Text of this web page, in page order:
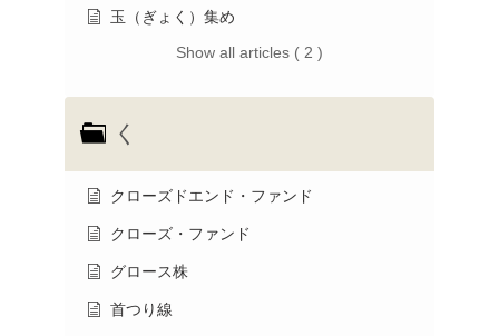
玉（ぎょく）集め
Show all articles ( 2 )
く
クローズドエンド・ファンド
クローズ・ファンド
グロース株
首つり線